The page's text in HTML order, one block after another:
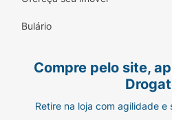
Ácido Ortosilícico e
Qualidade Premium:
médicos e com
qualidade.
Bulário
Compre pelo site,
Retire na loja com agilidade e